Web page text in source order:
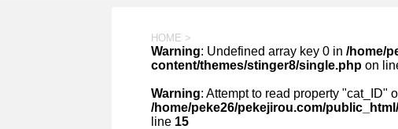
HOME >
Warning: Undefined array key 0 in /home/
content/themes/stinger8/single.php on
Warning: Attempt to read property "cat_ID"
/home/peke26/pekejirou.com/
line 15